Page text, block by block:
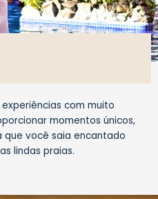
com muito
momentos únicos,
que você saia encantado
lindas praias.